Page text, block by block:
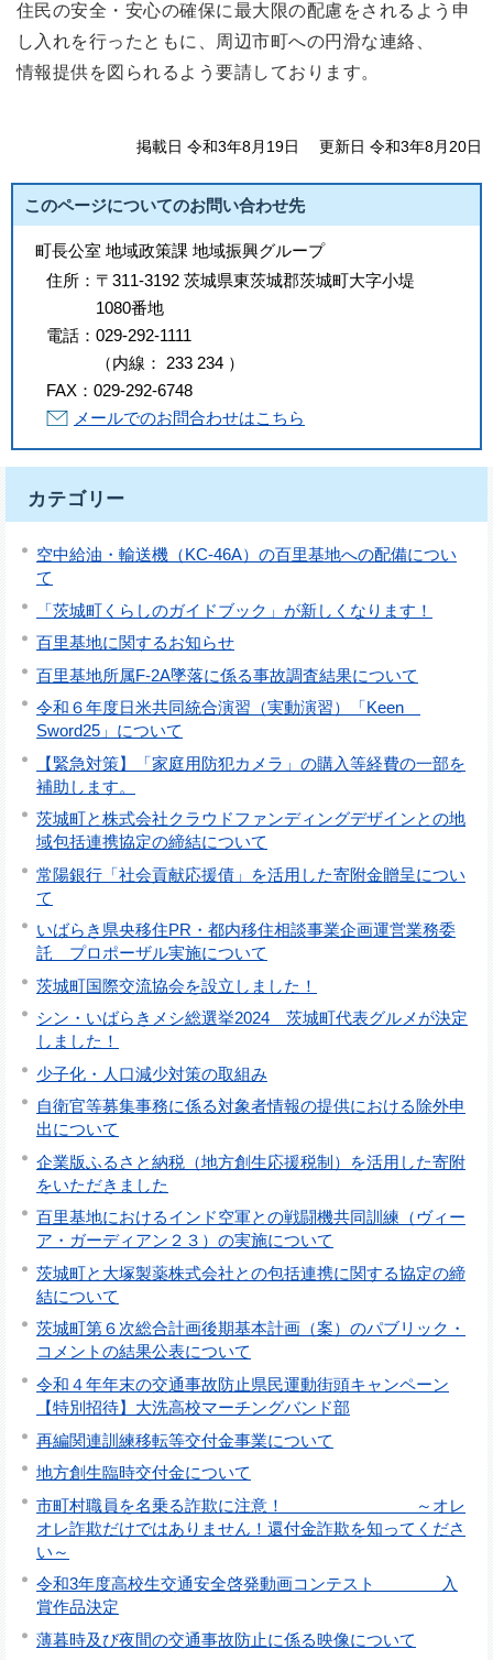
住民の安全・安心の確保に最大限の配慮をされるよう申
し入れを行ったともに、周辺市町への円滑な連絡、
情報提供を図られるよう要請しております。
掲載日 令和3年8月19日 更新日 令和3年8月20日
このページについてのお問い合わせ先
町長公室 地域政策課 地域振興グループ
住所： 〒311-3192 茨城県東茨城郡茨城町大字小堤
1080番地
電話： 029-292-1111
（内線 ： 233 234 ）
FAX： 029-292-6748
メールでのお問合わせはこちら
カテゴリー
空中給油・輸送機（KC-46A）の百里基地への配備につい
て
「茨城町くらしのガイドブック」が新しくなります！
百里基地に関するお知らせ
百里基地所属F-2A墜落に係る事故調査結果について
令和６年度日米共同統合演習（実動演習）「Keen
Sword25」について
【緊急対策】「家庭用防犯カメラ」の購入等経費の一部を
補助します。
茨城町と株式会社クラウドファンディングデザインとの地
域包括連携協定の締結について
常陽銀行「社会貢献応援債」を活用した寄附金贈呈につい
て
いばらき県央移住PR・都内移住相談事業企画運営業務委
託 プロポーザル実施について
茨城町国際交流協会を設立しました！
シン・いばらきメシ総選挙2024 茨城町代表グルメが決定
しました！
少子化・人口減少対策の取組み
自衛官等募集事務に係る対象者情報の提供における除外申
出について
企業版ふるさと納税（地方創生応援税制）を活用した寄附
をいただきました
百里基地におけるインド空軍との戦闘機共同訓練（ヴィー
ア・ガーディアン２３）の実施について
茨城町と大塚製薬株式会社との包括連携に関する協定の締
結について
茨城町第６次総合計画後期基本計画（案）のパブリック・
コメントの結果公表について
令和４年年末の交通事故防止県民運動街頭キャンペーン
【特別招待】大洗高校マーチングバンド部
再編関連訓練移転等交付金事業について
地方創生臨時交付金について
市町村職員を名乗る詐欺に注意！ ～オレ
オレ詐欺だけではありません！還付金詐欺を知ってくださ
い～
令和3年度高校生交通安全啓発動画コンテスト 入
賞作品決定
薄暮時及び夜間の交通事故防止に係る映像について